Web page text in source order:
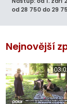
od 28 750 do 29
Nejnovější